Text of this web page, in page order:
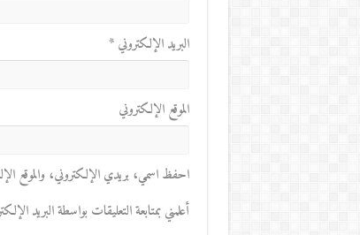
البريد الإلكتروني*
الموقع الإلكتروني
احفظ اسمي، بريدي الإلكتروني، والموقع
أعلمني بمتابعة التعليقات بواسطة البريد